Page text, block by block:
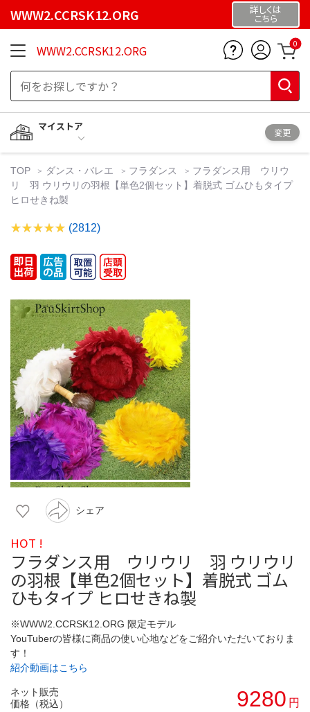
WWW2.CCRSK12.ORG 詳しくは
こちら
WWW2.CCRSK12.ORG 0
マイストア
変更
TOP ダンス・バレエ フラダンス
フラダンス用 ウリウ
リ 羽 ウリウリの羽根【単色2個セット】着脱式 ゴムひもタイプ
ヒロせきね製
(2812)
シェア
HOT !
フラダンス用 ウリウリ 羽 ウリウリ
の羽根【単色2個セット】着脱式 ゴム
ひもタイプ ヒロせきね製
※WWW2.CCRSK12.ORG 限定モデル
YouTuberの皆様に商品の使い心地などをご紹介いただいておりま
す！
紹介動画はこちら
ネット販売
価格（税込）
9280 円